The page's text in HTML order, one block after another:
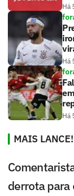
Há
Há
Há
MAIS LANCE!
derrota